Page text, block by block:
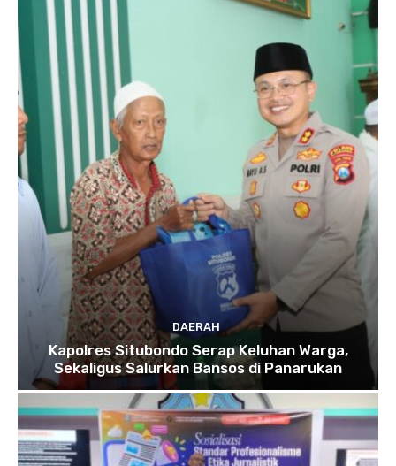
DAERAH
Kapolres Situbondo Serap Keluhan Warga,
Sekaligus Salurkan Bansos di Panarukan